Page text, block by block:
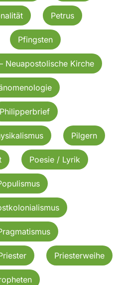
Petrus
Pfingsten
Neuapostolische Kirche
Philipperbrief
Pilgern
Poesie / Lyrik
Priesterweihe